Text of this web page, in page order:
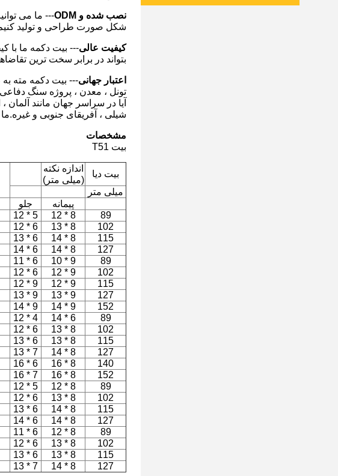
نصب شده و ODM
--- ما می
شکل صورت طراحی و تولید
کیفیت عالی--- بیت دکمه ما با
بتواند در برابر سخت ترین
اعتبار جهانی--- بیت دکمه مته
تونل ، معدن ، پروژه سنگ
آیا در سراسر جهان مانند آلمان ،
شیلی ، آفریقای جنوبی و
مشخصات
بیت T51
بیت دیا
اندازه نکته
(میلی متر)
میلی متر
پیمانه
جلو
89
8 * 12
5 * 12
102
8 * 13
6 * 12
115
8 * 14
6 * 13
127
8 * 14
6 * 14
89
9 * 10
6 * 11
102
9 * 12
6 * 12
115
9 * 12
9 * 12
127
9 * 13
9 * 13
152
9 * 14
9 * 14
89
6 * 14
4 * 12
102
8 * 13
6 * 12
115
8 * 13
6 * 13
127
8 * 14
7 * 13
140
8 * 16
6 * 16
152
8 * 16
7 * 16
89
8 * 12
5 * 12
102
8 * 13
6 * 12
115
8 * 14
6 * 13
127
8 * 14
6 * 14
89
8 * 12
6 * 11
102
8 * 13
6 * 12
115
8 * 13
6 * 13
127
8 * 14
7 * 13